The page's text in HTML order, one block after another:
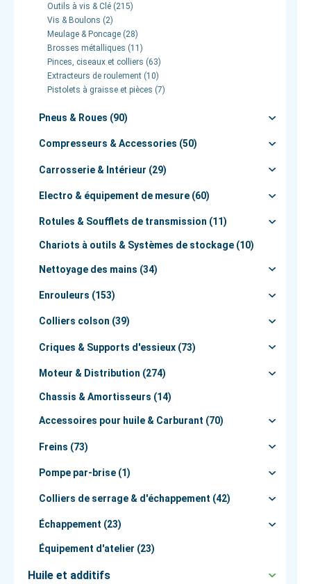
Outils à vis & Clé (215)
Vis & Boulons (2)
Meulage & Poncage (28)
Brosses métalliques (11)
Pinces, ciseaux et colliers (63)
Extracteurs de roulement (10)
Pistolets à graisse et pièces (7)
Pneus & Roues (90)
Compresseurs & Accessories (50)
Carrosserie & Intérieur (29)
Electro & équipement de mesure (60)
Rotules & Soufflets de transmission (11)
Chariots à outils & Systèmes de stockage (10)
Nettoyage des mains (34)
Enrouleurs (153)
Colliers colson (39)
Criques & Supports d'essieux (73)
Moteur & Distribution (274)
Chassis & Amortisseurs (14)
Accessoires pour huile & Carburant (70)
Freins (73)
Pompe par-brise (1)
Colliers de serrage & d'échappement (42)
Échappement (23)
Équipement d'atelier (23)
Huile et additifs